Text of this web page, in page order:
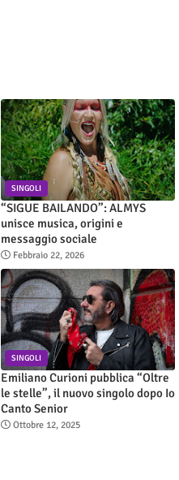
SINGOLI
“SIGUE BAILANDO”: ALMYS
unisce musica, origini e
messaggio sociale
Febbraio 22, 2026
SINGOLI
Emiliano Curioni pubblica “Oltre
le stelle”, il nuovo singolo dopo Io
Canto Senior
Ottobre 12, 2025